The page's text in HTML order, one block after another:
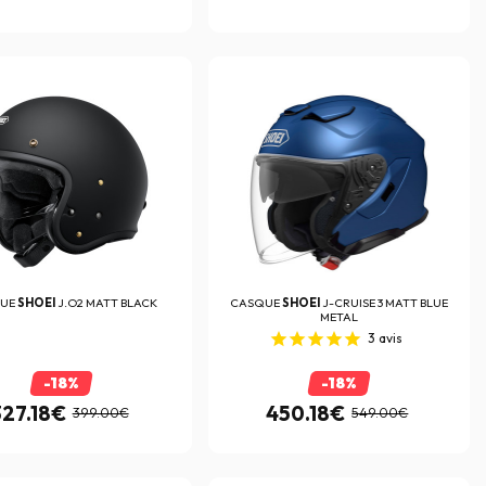
SHOEI J.O2 MATT BLACK
-18%
399.00€
CASQUESHOEI J-CRUISE 3 MATT BLUE
METAL
3 avis
-18%
450.18€ 549.00€